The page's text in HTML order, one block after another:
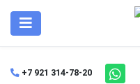
+7 921 314-78-20